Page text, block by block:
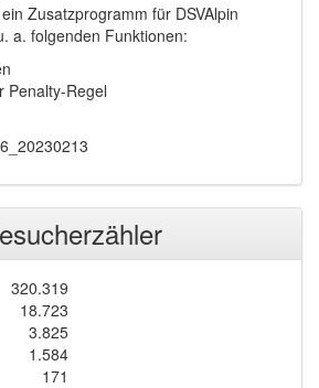
Zusatzprogramm für DSVAlpin
a. folgenden Funktionen:
Penalty-Regel
320.319
18.723
3.825
1.584
171